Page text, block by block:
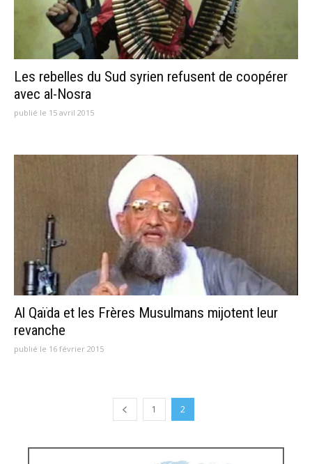
Les rebelles du Sud syrien refusent de coopérer
avec al-Nosra
publié le 15 avril 2015
Al Qaïda et les Frères Musulmans mijotent leur
revanche
publié le 16 février 2015
1 2